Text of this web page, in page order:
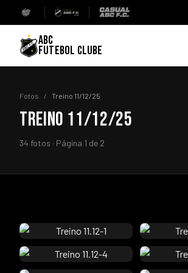
ABC
FUTEBOL CLUBE
Fotos / Treino 11/12/25
TREINO 11/12/25
34 fotos · Página 1 de 2